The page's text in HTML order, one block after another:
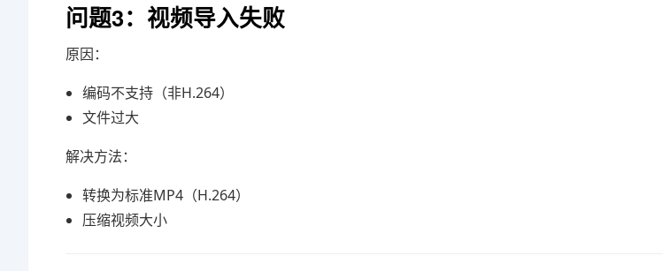
问题3：视频导入失败
原因：
编码不支持（非H.264）
文件过大
解决方法：
转换为标准MP4（H.264）
压缩视频大小